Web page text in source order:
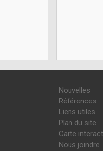
Nouvelles
Références
Liens utiles
Plan du site
Carte
Nous joindre